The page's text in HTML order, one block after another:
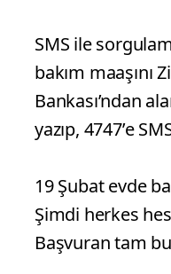
SMS ile
bakım maaşını
Bankası’ndan
yazıp, 4747’e
19 Şubat evde
Şimdi herkes
Başvuran tam